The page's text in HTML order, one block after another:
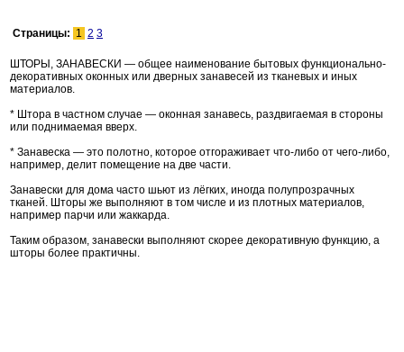
Страницы: 1 2 3
ШТОРЫ, ЗАНАВЕСКИ — общее наименование бытовых функционально-
декоративных оконных или дверных занавесей из тканевых и иных
материалов.
* Штора в частном случае — оконная занавесь, раздвигаемая в стороны
или поднимаемая вверх.
* Занавеска — это полотно, которое отгораживает что-либо от чего-либо,
например, делит помещение на две части.
Занавески для дома часто шьют из лёгких, иногда полупрозрачных
тканей. Шторы же выполняют в том числе и из плотных материалов,
например парчи или жаккарда.
Таким образом, занавески выполняют скорее декоративную функцию, а
шторы более практичны.